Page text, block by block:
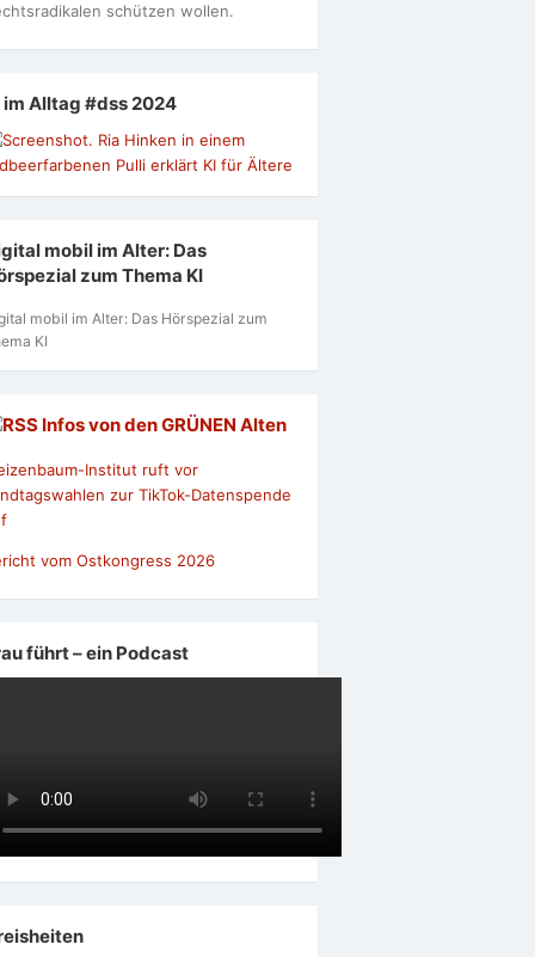
schützen wollen.
im Alltag #dss 2024
mobil im Alter: Das
zum Thema KI
mobil im Alter: Das Hörspezial zum
KI
Infos von den GRÜNEN Alten
Institut ruft vor
zur TikTok-Datenspende
vom Ostkongress 2026
führt – ein Podcast